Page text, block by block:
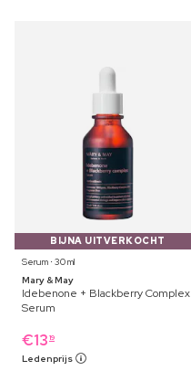
BIJNA UITVERKOCHT
Serum ⋅ 30 ml
Mary & May
Idebenone + Blackberry Complex
Serum
€13 19
Ledenprijs